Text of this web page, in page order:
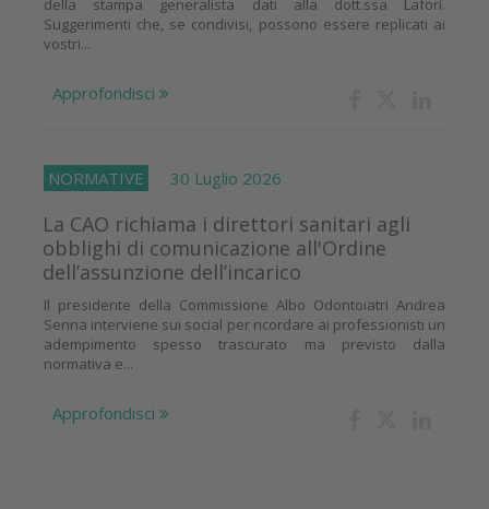
della stampa generalista dati alla dott.ssa Laforì.
Suggerimenti che, se condivisi, possono essere replicati ai
vostri...
Approfondisci
NORMATIVE 30 Luglio 2026
La CAO richiama i direttori sanitari agli
obblighi di comunicazione all'Ordine
dell’assunzione dell’incarico
Il presidente della Commissione Albo Odontoiatri Andrea
Senna interviene sui social per ricordare ai professionisti un
adempimento spesso trascurato ma previsto dalla
normativa e...
Approfondisci